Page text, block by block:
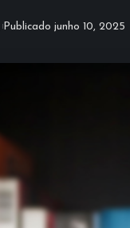
Publicado junho 10, 2025